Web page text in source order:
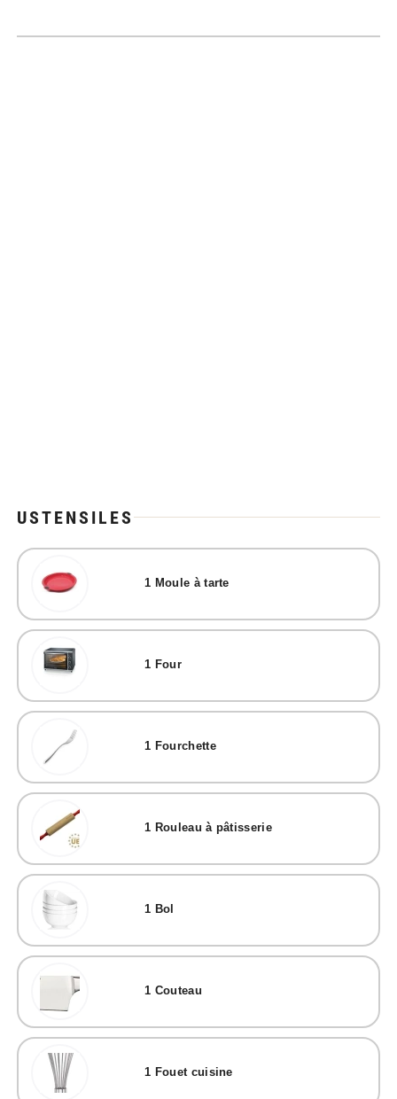
USTENSILES
1 Moule à tarte
1 Four
1 Fourchette
1 Rouleau à pâtisserie
1 Bol
1 Couteau
1 Fouet cuisine